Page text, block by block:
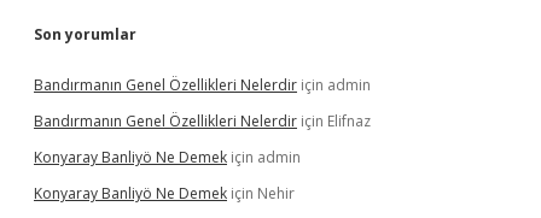
Son yorumlar
Bandırmanın Genel Özellikleri Nelerdir için admin
Bandırmanın Genel Özellikleri Nelerdir için Elifnaz
Konyaray Banliyö Ne Demek için admin
Konyaray Banliyö Ne Demek için Nehir